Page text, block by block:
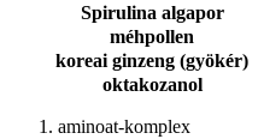
Spirulina algapor
méhpollen
koreai ginzeng (gyökér)
oktakozanol
aminoat-komplex